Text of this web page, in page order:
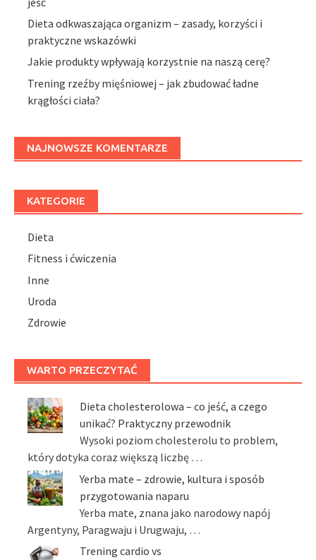
Dieta odkwaszająca organizm – zasady, korzyści i
praktyczne wskazówki
Jakie produkty wpływają korzystnie na naszą cerę?
Trening rzeźby mięśniowej – jak zbudować ładne
krągłości ciała?
NAJNOWSZE KOMENTARZE
KATEGORIE
Dieta
Fitness i ćwiczenia
Inne
Uroda
Zdrowie
WARTO PRZECZYTAĆ
Dieta cholesterolowa – co jeść, a czego
unikać? Praktyczny przewodnik
Wysoki poziom cholesterolu to problem,
który dotyka coraz większą liczbę …
Yerba mate – zdrowie, kultura i sposób
przygotowania naparu
Yerba mate, znana jako narodowy napój
Argentyny, Paragwaju i Urugwaju, …
Trening cardio vs